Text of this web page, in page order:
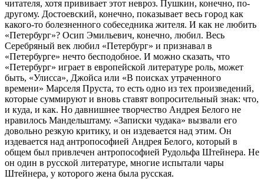
читателя, хотя прививает этот невроз. Пушкин, конечно, по-
другому. Достоевский, конечно, показывает весь город как
какого-то болезненного собеседника жителя. И как не любить
«Петербург»? Осип Эмильевич, конечно, любил. Весь
Серебряный век любил «Петербург» и признавал в
«Петербурге» нечто бесподобное. И можно сказать, что
«Петербург» играет в европейской литературе роль, может
быть, «Улисса», Джойса или «В поисках утраченного
времени» Марселя Пруста, то есть одно из тех произведений,
которые суммируют и вновь ставят вопросительный знак: что,
и куда, и как. Но давнишнее творчество Андрея Белого не
нравилось Мандельштаму. «Записки чудака» вызвали его
довольно резкую критику, и он издевается над этим. Он
издевается над антропософией Андрея Белого, который в
общем был привлечен антропософией Рудольфа Штейнера. Не
он один в русской литературе, многие испытали чары
Штейнера, у которого жена была русская.